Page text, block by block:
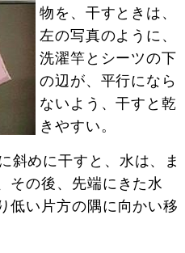
物を、干すときは、
左の写真のように、
洗濯竿とシーツの下
の辺が、平行になら
ないよう、干すと乾
きやすい。
斜めに干すと、水は、ま
その後、先端にきた水
低い片方の隅に向かい移